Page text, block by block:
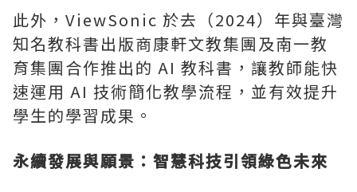
此外，ViewSonic 於去（2024）年與臺灣
知名教科書出版商康軒文教集團及南一教
育集團合作推出的 AI 教科書，讓教師能快
速運用 AI 技術簡化教學流程，並有效提升
學生的學習成果。
永續發展與願景：智慧科技引領綠色未來